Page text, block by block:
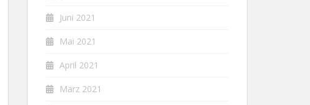
Juni 2021
Mai 2021
April 2021
März 2021